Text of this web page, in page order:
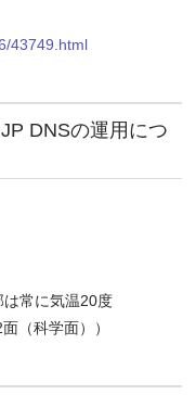
43749.html
DNSの運用につ
常に気温20度
（科学面））